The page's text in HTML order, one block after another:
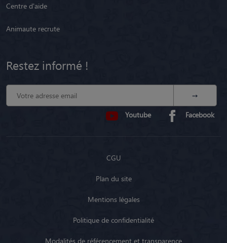
Centre d'aide
Animaute recrute
Restez informé !
Youtube Facebook
CGU
Plan du site
Mentions légales
Politique de confidentialité
Modalités de référencement et transparence